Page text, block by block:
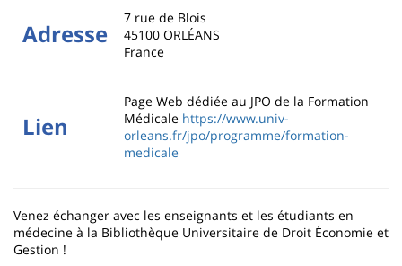
Adresse
7 rue de Blois
45100 ORLÉANS
France
Lien
Page Web dédiée au JPO de la Formation
Médicale https://www.univ-
orleans.fr/jpo/programme/formation-
medicale
Venez échanger avec les enseignants et les étudiants en
médecine à la Bibliothèque Universitaire de Droit Économie et
Gestion !